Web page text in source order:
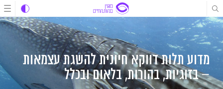
דלג
לתוכן
דלג
לתוכן
דלג
לניווט
מדוע תלות דווקא חיונית להשגת עצמאות
– בזוגיות, בהורות, בלאום ובכלל